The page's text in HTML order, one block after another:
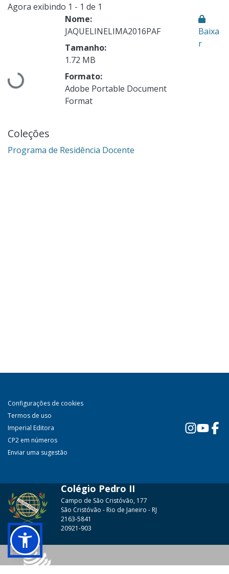
Agora exibindo 1 - 1 de 1
Carregando...
Nome:
JAQUELINELIMA2016PAF
Tamanho:
1.72 MB
Formato:
Adobe Portable Document
Format
Baixa
r
Coleções
Programa de Residência Docente
Configurações de cookies
Termos de uso
Imperial Editora
CP2 em números
Enviar uma sugestão
Colégio Pedro II
Campo de São Cristóvão, 177
São Cristóvão - Rio de Janeiro - RJ
2163-5841
20921-903